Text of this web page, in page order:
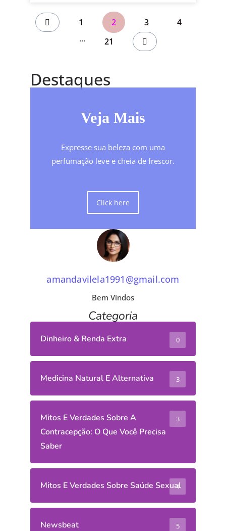
1 2 3
4
...
21
Destaques
Veja Mais
Expresse sua beleza com uma
perfumação leve e cheia de frescor.
Click here
amandavilela1991@gmail.com
Bem Vindos
Categoria
Dinheiro & Renda Extra 0
Medicina Natural E Alternativa 3
Mitos E Verdades Sobre A
Contracepção: O Que Você Precisa
Saber
3
Mitos E Verdades Sobre Saúde Sexual
4
Newsbeat 5